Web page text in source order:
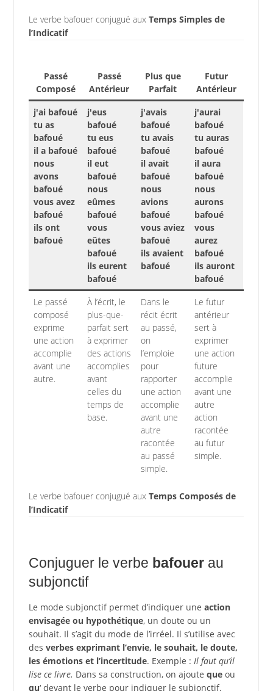
Le verbe bafouer conjugué aux Temps Simples de
l’Indicatif
Passé
Composé
Passé
Antérieur
Plus que
Parfait
Futur
Antérieur
j'ai bafoué
tu as
bafoué
il a bafoué
nous
avons
bafoué
vous avez
bafoué
ils ont
bafoué
j'eus
bafoué
tu eus
bafoué
il eut
bafoué
nous
eûmes
bafoué
vous
eûtes
bafoué
ils eurent
bafoué
j'avais
bafoué
tu avais
bafoué
il avait
bafoué
nous
avions
bafoué
vous aviez
bafoué
ils avaient
bafoué
j'aurai
bafoué
tu auras
bafoué
il aura
bafoué
nous
aurons
bafoué
vous
aurez
bafoué
ils auront
bafoué
Le passé
composé
exprime
une action
accomplie
avant une
autre.
À l’écrit, le
plus-que-
parfait sert
à exprimer
des actions
accomplies
avant
celles du
temps de
base.
Dans le
récit écrit
au passé,
on
l’emploie
pour
rapporter
une action
accomplie
avant une
autre
racontée
au passé
simple.
Le futur
antérieur
sert à
exprimer
une action
future
accomplie
avant une
autre
action
racontée
au futur
simple.
Le verbe bafouer conjugué aux Temps Composés de
l’Indicatif
Conjuguer le verbe bafouerau
subjonctif
Le mode subjonctif permet d’indiquer une action
envisagée ou hypothétique, un doute ou un
souhait. Il s’agit du mode de l’irréel. Il s’utilise avec
des verbes exprimant l’envie, le souhait, le doute,
les émotions et l’incertitude. Exemple : Il faut qu’il
lise ce livre. Dans sa construction, on ajoute queou
qu‘ devant le verbe pour indiquer le subjonctif.